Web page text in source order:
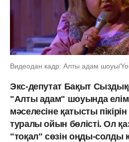
Видеодан кадр: Алты адам шоуы/
Экс-депутат Бақыт
"Алты адам" шоуында
мәселесіне қатысты
туралы ойын бөлісті. Ол
"тоқал" сөзін оңды-солды